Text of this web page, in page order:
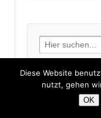
Search
for:
Diese Website
nutzt, gehen
OK